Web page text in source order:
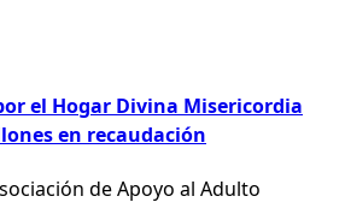
el Hogar Divina Misericordia
en recaudación
de Apoyo al Adulto